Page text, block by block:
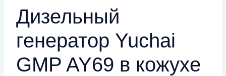
Дизельный
генератор Yuchai
GMP AY69 в кожухе